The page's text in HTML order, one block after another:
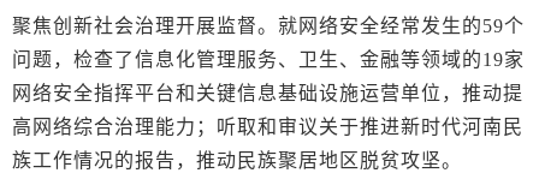
聚焦创新社会治理开展监督。就网络安全经常发生的59个
问题，检查了信息化管理服务、卫生、金融等领域的19家
网络安全指挥平台和关键信息基础设施运营单位，推动提
高网络综合治理能力；听取和审议关于推进新时代河南民
族工作情况的报告，推动民族聚居地区脱贫攻坚。